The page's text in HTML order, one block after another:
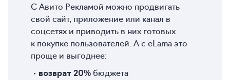
С Авито Рекламой можно продвигать
свой сайт, приложение или канал в
соцсетях и приводить в них готовых
к покупке пользователей. А с eLama это
проще и выгоднее:
возврат 20% бюджета